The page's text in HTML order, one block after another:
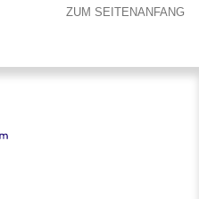
ZUM SEITENANFANG
der Justiz und für den